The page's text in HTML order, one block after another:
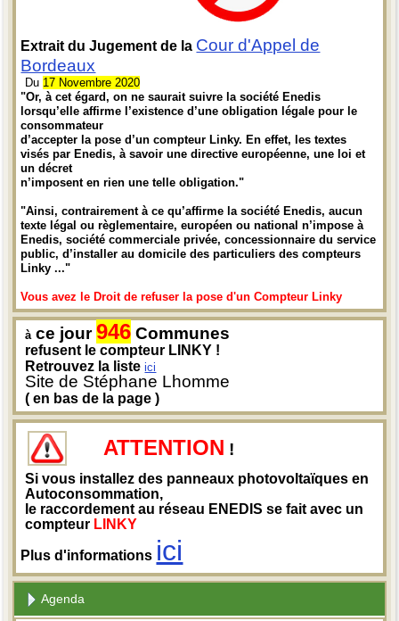
Extrait du Jugement de la Cour d'Appel de
Bordeaux
Du 17 Novembre 2020
"Or, à cet égard, on ne saurait suivre la société Enedis
lorsqu’elle affirme l’existence d’une obligation légale pour le
consommateur
d’accepter la pose d’un compteur Linky. En effet, les textes
visés par Enedis, à savoir une directive européenne, une loi et
un décret
n’imposent en rien une telle obligation."
"Ainsi, contrairement à ce qu’affirme la société Enedis, aucun
texte légal ou règlementaire, européen ou national n’impose à
Enedis, société commerciale privée, concessionnaire du service
public, d’installer au domicile des particuliers des compteurs
Linky ..."
Vous avez le Droit de refuser la pose d'un Compteur Linky
à ce jour946 Communes
refusent le compteur LINKY !
Retrouvez la listeici
Site de Stéphane Lhomme
( en bas de la page )
ATTENTION !
Si vous installez des panneaux photovoltaïques en
Autoconsommation,
le raccordement au réseau ENEDIS se fait avec un
compteur LINKY
Plus d'informations ici
Agenda